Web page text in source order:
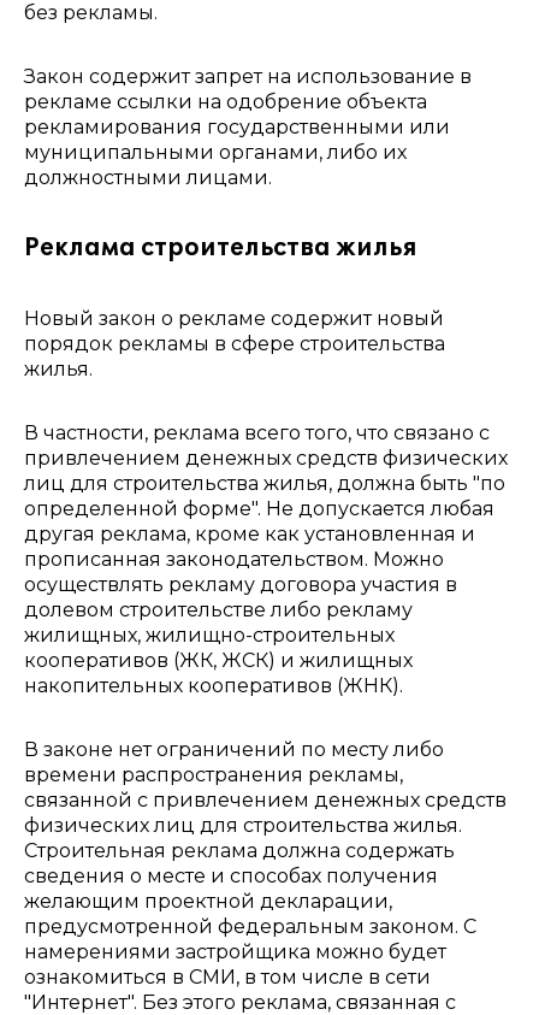
без рекламы.
Закон содержит запрет на использование в
рекламе ссылки на одобрение объекта
рекламирования государственными или
муниципальными органами, либо их
должностными лицами.
Реклама строительства жилья
Новый закон о рекламе содержит новый
порядок рекламы в сфере строительства
жилья.
В частности, реклама всего того, что связано с
привлечением денежных средств физических
лиц для строительства жилья, должна быть "по
определенной форме". Не допускается любая
другая реклама, кроме как установленная и
прописанная законодательством. Можно
осуществлять рекламу договора участия в
долевом строительстве либо рекламу
жилищных, жилищно-строительных
кооперативов (ЖК, ЖСК) и жилищных
накопительных кооперативов (ЖНК).
В законе нет ограничений по месту либо
времени распространения рекламы,
связанной с привлечением денежных средств
физических лиц для строительства жилья.
Строительная реклама должна содержать
сведения о месте и способах получения
желающим проектной декларации,
предусмотренной федеральным законом. С
намерениями застройщика можно будет
ознакомиться в СМИ, в том числе в сети
"Интернет". Без этого реклама, связанная с